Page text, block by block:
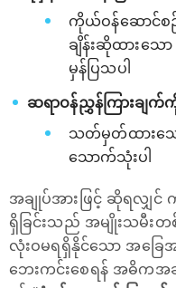
ကိုယ်ဝန်ဆောင်စ
ချိန်းဆိုထားသ
မှန်ပြသပါ
ဆရာဝန်ညွှန်ကြားချက်
သတ်မှတ်ထားသော
သောက်သုံးပါ
အချုပ်အားဖြင့် ဆိုရလျှင်
ရှိခြင်းသည် အမျိုးသမီ
လုံးဝမရရှိနိုင်သော အခြေ
ဘေးကင်းစေရန် အဓိကအချ